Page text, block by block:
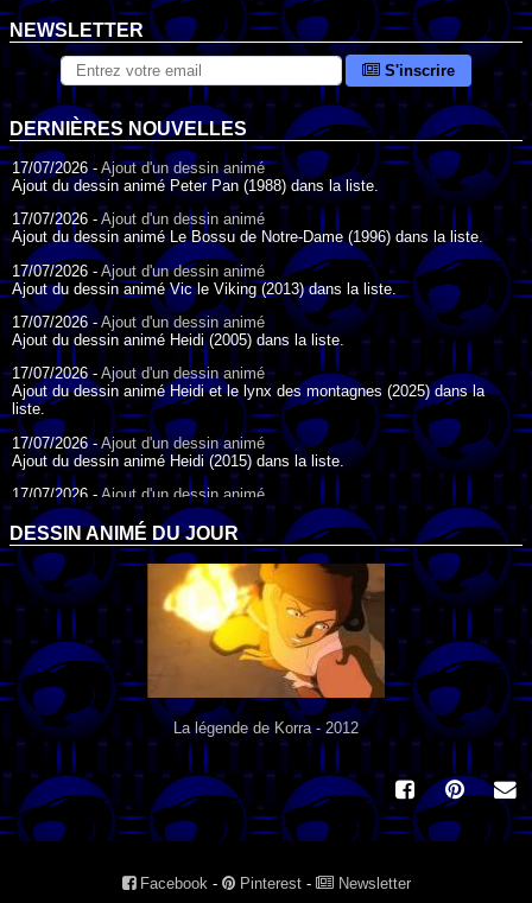
NEWSLETTER
S'inscrire
DERNIÈRES NOUVELLES
17/07/2026 - Ajout d'un dessin animé
Ajout du dessin animé Peter Pan (1988) dans la liste.
17/07/2026 - Ajout d'un dessin animé
Ajout du dessin animé Le Bossu de Notre-Dame (1996) dans la liste.
17/07/2026 - Ajout d'un dessin animé
Ajout du dessin animé Vic le Viking (2013) dans la liste.
17/07/2026 -Ajout d'un dessin animé
Ajout du dessin animé Heidi (2005) dans la liste.
17/07/2026 -Ajout d'un dessin animé
Ajout du dessin animé Heidi et le lynx des montagnes (2025) dans la
liste.
17/07/2026 -Ajout d'un dessin animé
Ajout du dessin animé Heidi (2015) dans la liste.
17/07/2026 - Ajout d'un dessin animé
Ajout du dessin animé Heidi (1995) dans la liste.
09/07/2026 -Ajout d'un dessin animé
Ajout du dessin animé Genki l'Aventurier de la Chance (2006) dans la
liste.
04/07/2026 -Ajout d'un dessin animé
Ajout du dessin animé Vilain Petit Canard (2000) dans la liste.
04/07/2026 -Ajout d'un dessin animé
Ajout du dessin animé Le Noël du vilain petit canard (2003) dans la liste.
DESSIN ANIMÉ DU JOUR
La légende de Korra - 2012
Facebook - Pinterest- Newsletter